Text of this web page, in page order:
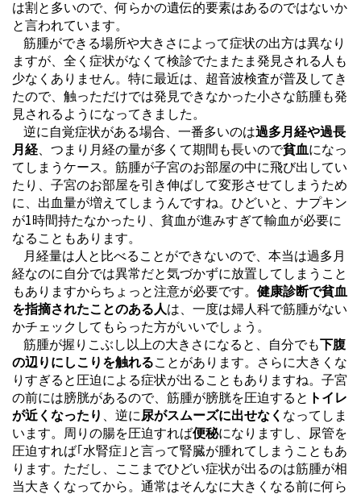
は割と多いので、何らかの遺伝的要素はあるのではないか
と言われています。
筋腫ができる場所や大きさによって症状の出方は異なり
ますが、全く症状がなくて検診でたまたま発見される人も
少なくありません。特に最近は、超音波検査が普及してき
たので、触っただけでは発見できなかった小さな筋腫も発
見されるようになってきました。
逆に自覚症状がある場合、一番多いのは過多月経や過長
月経 、つまり月経の量が多くて期間も長いので貧血になっ
てしまうケース。筋腫が子宮のお部屋の中に飛び出してい
たり、子宮のお部屋を引き伸ばして変形させてしまうため
に、出血量が増えてしまうんですね。ひどいと、ナプキン
が1時間持たなかったり、貧血が進みすぎて輸血が必要に
なることもあります。
月経量は人と比べることができないので、本当は過多月
経なのに自分では異常だと気づかずに放置してしまうこと
もありますからちょっと注意が必要です。 健康診断で貧血
を指摘されたことのある人は、一度は婦人科で筋腫がない
かチェックしてもらった方がいいでしょう。
筋腫が握りこぶし以上の大きさになると、自分でも下腹
の辺りにしこりを触れることがあります。さらに大きくな
りすぎると圧迫による症状が出ることもありますね。子宮
の前には膀胱があるので、筋腫が膀胱を圧迫すると トイレ
が近くなったり
、逆に 尿がスムーズに出せなく なってしま
います。周りの腸を圧迫すれば便秘になりますし、尿管を
圧迫すれば｢水腎症｣と言って腎臓が腫れてしまうこともあ
ります。ただし、ここまでひどい症状が出るのは筋腫が相
当大きくなってから。通常はそんなに大きくなる前に何ら